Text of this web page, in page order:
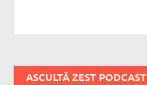
ASCULTĂ ZEST PODCAST